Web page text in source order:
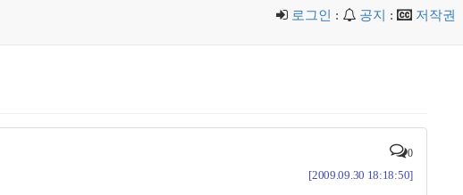
로그인 : 공지 : 저작권
0
[2009.09.30 18:18:50]